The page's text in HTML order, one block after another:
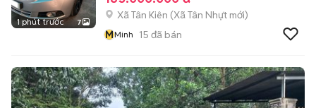
1 phút trước 7
Xã Tân Kiên (Xã Tân Nhựt mới)
MMinh 15 đã bán